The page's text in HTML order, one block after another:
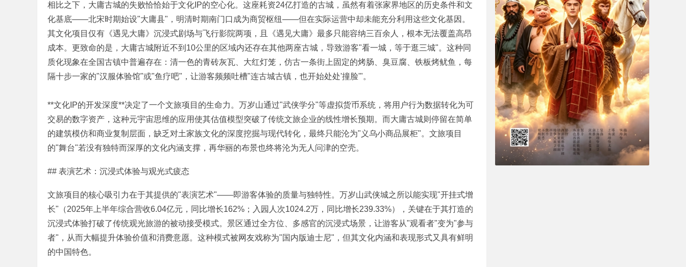
相比之下，大庸古城的失败恰恰始于文化IP的空心化。这座耗资24亿打造的古城，虽然有着张家界地区的历史条件和文
化基底——北宋时期始设"大庸县"，明清时期南门口成为商贸枢纽——但在实际运营中却未能充分利用这些文化基因。
其文化项目仅有《遇见大庸》沉浸式剧场与飞行影院两项，且《遇见大庸》最多只能容纳三百余人，根本无法覆盖高昂
成本。更致命的是，大庸古城附近不到10公里的区域内还存在其他两座古城，导致游客"看一城，等于逛三城"。这种同
质化现象在全国古镇中普遍存在：清一色的青砖灰瓦、大红灯笼，仿古一条街上固定的烤肠、臭豆腐、铁板烤鱿鱼，每
隔十步一家的"汉服体验馆"或"鱼疗吧"，让游客频频吐槽"连古城古镇，也开始处处'撞脸'"。
**文化IP的开发深度**决定了一个文旅项目的生命力。万岁山通过"武侠学分"等虚拟货币系统，将用户行为数据转化为可
交易的数字资产，这种元宇宙思维的应用使其估值模型突破了传统文旅企业的线性增长预期。而大庸古城则停留在简单
的建筑模仿和商业复制层面，缺乏对土家族文化的深度挖掘与现代转化，最终只能沦为"义乌小商品展柜"。文旅项目
的"舞台"若没有独特而深厚的文化内涵支撑，再华丽的布景也终将沦为无人问津的空壳。
## 表演艺术：沉浸式体验与观光式疲态
文旅项目的核心吸引力在于其提供的"表演艺术"——即游客体验的质量与独特性。万岁山武侠城之所以能实现"开挂式增
长"（2025年上半年综合营收6.04亿元，同比增长162%；入园人次1024.2万，同比增长239.33%），关键在于其打造的
沉浸式体验打破了传统观光旅游的被动接受模式。景区通过全方位、多感官的沉浸式场景，让游客从"观看者"变为"参与
者"，从而大幅提升体验价值和消费意愿。这种模式被网友戏称为"国内版迪士尼"，但其文化内涵和表现形式又具有鲜明
的中国特色。